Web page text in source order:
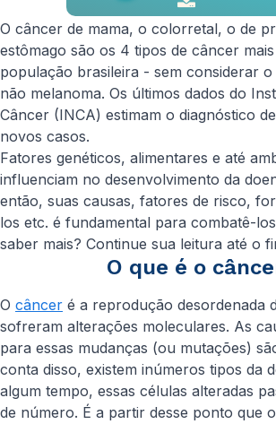
O câncer de mama, o colorretal, o de
estômago são os 4 tipos de câncer
população brasileira - sem considerar
não melanoma. Os últimos dados do
Câncer (INCA) estimam o diagnóstico
novos casos.
Fatores genéticos, alimentares e até
influenciam no desenvolvimento da
então, suas causas, fatores de risco,
los etc. é fundamental para combatê-
saber mais? Continue sua leitura até o
O que é o
O câncer é a reprodução desordenada
sofreram alterações moleculares. As
para essas mudanças (ou mutações)
conta disso, existem inúmeros tipos da
algum tempo, essas células alteradas
de número. É a partir desse ponto que